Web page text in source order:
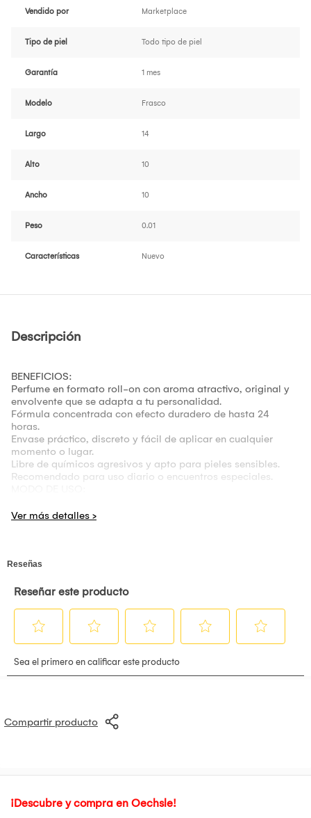
Vendido por Marketplace
Tipo de piel Todo tipo de piel
Garantía 1 mes
Modelo Frasco
Largo 14
Alto 10
Ancho 10
Peso 0.01
Características Nuevo
Descripción
BENEFICIOS:
Perfume en formato roll-on con aroma atractivo, original y
envolvente que se adapta a tu personalidad.
Fórmula concentrada con efecto duradero de hasta 24
horas.
Envase práctico, discreto y fácil de aplicar en cualquier
momento o lugar.
Libre de químicos agresivos y apto para pieles sensibles.
Recomendado para uso diario o encuentros especiales.
sobre la piel en zonas clave como el cuello, muñecas, pecho,
pocos minutos.
Compartir producto
¡Descubre y compra en Oechsle!